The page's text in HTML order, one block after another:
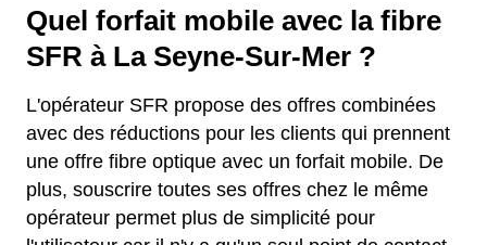
Quel forfait mobile avec la fibre
SFR à La Seyne-Sur-Mer ?
L'opérateur SFR propose des offres combinées
avec des réductions pour les clients qui prennent
une offre fibre optique avec un forfait mobile. De
plus, souscrire toutes ses offres chez le même
opérateur permet plus de simplicité pour